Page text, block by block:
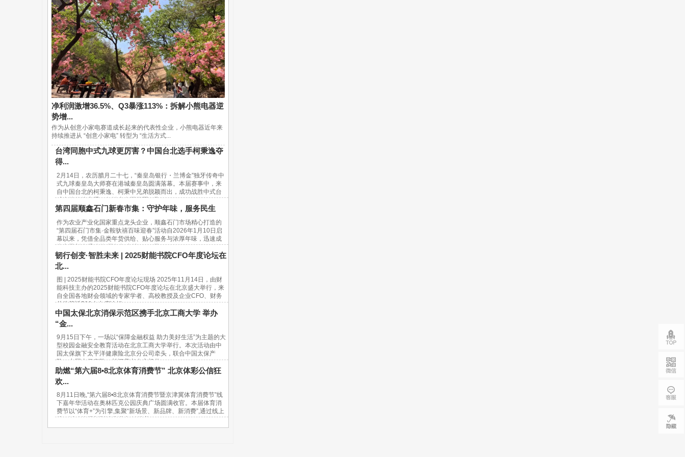
净利润激增36.5%、Q3暴涨113%：拆解小熊电器逆
势增...
作为从创意小家电赛道成长起来的代表性企业，小熊电器近年来
持续推进从 “创意小家电” 转型为 “生活方式...
台湾同胞中式九球更厉害？中国台北选手柯秉逸夺
得...
2月14日，农历腊月二十七，“秦皇岛银行・兰博金”独牙传奇中
式九球秦皇岛大师赛在港城秦皇岛圆满落幕。本届赛事中，来
自中国台北的柯秉逸、柯秉中兄弟脱颖而出，成功战胜中式台
球内地传统高手，包揽赛事冠亚军，取...
第四届顺鑫石门新春市集：守护年味，服务民生
作为农业产业化国家重点龙头企业，顺鑫石门市场精心打造的
“第四届石门市集·金鞍驮禧百味迎春”活动自2026年1月10日启
幕以来，凭借全品类年货供给、贴心服务与浓厚年味，迅速成
为市民新春采购的“网红打卡地”。37天...
韧行创变·智胜未来 | 2025财能书院CFO年度论坛在
北...
图 | 2025财能书院CFO年度论坛现场 2025年11月14日，由财
能科技主办的2025财能书院CFO年度论坛在北京盛大举行，来
自全国各地财会领域的专家学者、高校教授及企业CFO、财务
总监等近500人出席论坛。...
中国太保北京消保示范区携手北京工商大学 举办
“金...
9月15日下午，一场以“保障金融权益 助力美好生活”为主题的大
型校园金融安全教育活动在北京工商大学举行。本次活动由中
国太保旗下太平洋健康险北京分公司牵头，联合中国太保产
险、中国太保寿险、长江养老在京机构...
助燃“第六届8•8北京体育消费节” 北京体彩公信狂
欢...
8月11日晚,“第六届8•8北京体育消费节暨京津冀体育消费节”线
下嘉年华活动在奥林匹克公园庆典广场圆满收官。本届体育消
费节以“体育+”为引擎,集聚“新场景、新品牌、新消费”,通过线上
线下活动挖掘新型消费潜力,链接美...